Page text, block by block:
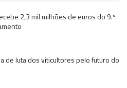
2,3 mil milhões de euros do 9.º
de luta dos viticultores pelo futuro do